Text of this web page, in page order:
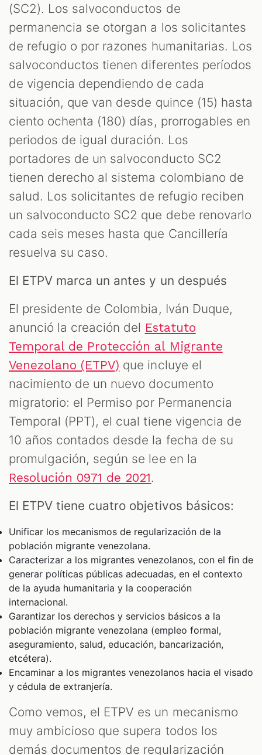
(SC2). Los salvoconductos de
permanencia se otorgan a los solicitantes
de refugio o por razones humanitarias. Los
salvoconductos tienen diferentes períodos
de vigencia dependiendo de cada
situación, que van desde quince (15) hasta
ciento ochenta (180) días, prorrogables en
periodos de igual duración. Los
portadores de un salvoconducto SC2
tienen derecho al sistema colombiano de
salud. Los solicitantes de refugio reciben
un salvoconducto SC2 que debe renovarlo
cada seis meses hasta que Cancillería
resuelva su caso.
El ETPV marca un antes y un después
El presidente de Colombia, Iván Duque,
anunció la creación del Estatuto
Temporal de Protección al Migrante
Venezolano (ETPV) que incluye el
nacimiento de un nuevo documento
migratorio: el Permiso por Permanencia
Temporal (PPT), el cual tiene vigencia de
10 años contados desde la fecha de su
promulgación, según se lee en la
Resolución 0971 de 2021.
El ETPV tiene cuatro objetivos básicos:
Unificar los mecanismos de regularización de la
población migrante venezolana.
Caracterizar a los migrantes venezolanos, con el fin de
generar políticas públicas adecuadas, en el contexto
de la ayuda humanitaria y la cooperación
internacional.
Garantizar los derechos y servicios básicos a la
población migrante venezolana (empleo formal,
aseguramiento, salud, educación, bancarización,
etcétera).
Encaminar a los migrantes venezolanos hacia el visado
y cédula de extranjería.
Como vemos, el ETPV es un mecanismo
muy ambicioso que supera todos los
demás documentos de regularización